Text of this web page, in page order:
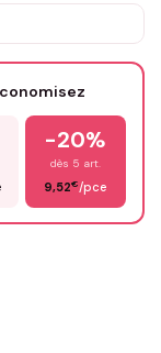
-20%
dès 5 art.
9,52€/pce